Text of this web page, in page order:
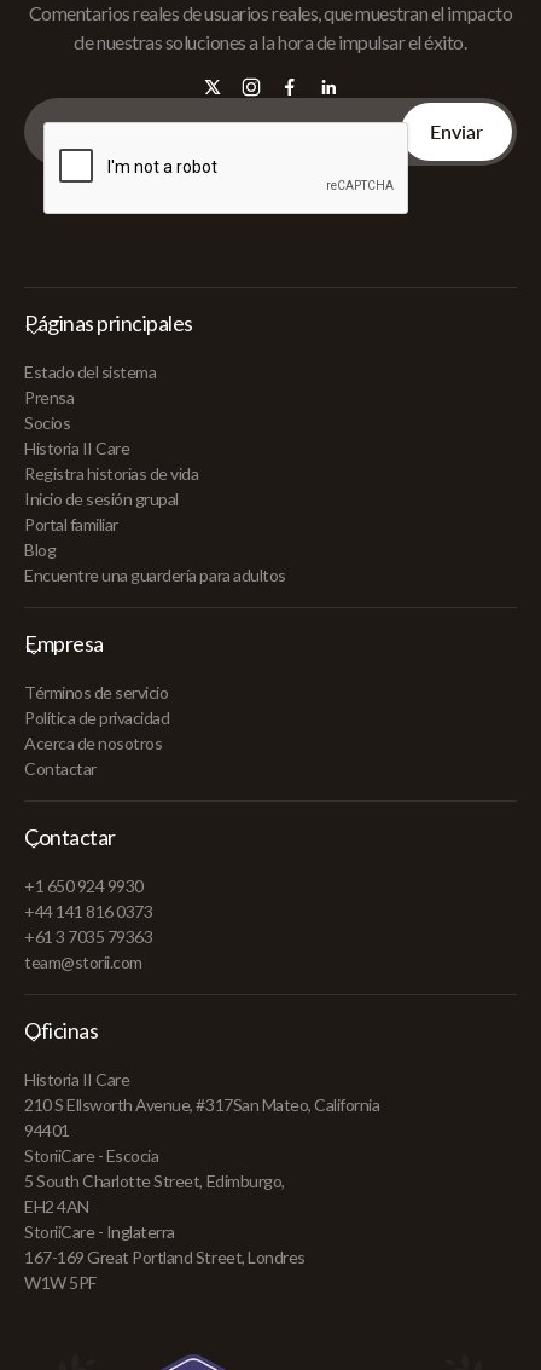
Comentarios reales de usuarios reales, que muestran el impacto
de nuestras soluciones a la hora de impulsar el éxito.
Páginas principales
Estado del sistema
Prensa
Socios
Historia II Care
Registra historias de vida
Inicio de sesión grupal
Portal familiar
Blog
Encuentre una guardería para adultos
Empresa
Términos de servicio
Política de privacidad
Acerca de nosotros
Contactar
Contactar
+1 650 924 9930
+44 141 816 0373
+61 3 7035 79363
team@storii.com
Oficinas
Historia II Care
210 S Ellsworth Avenue, #317San Mateo, California
94401
StoriiCare - Escocia
5 South Charlotte Street, Edimburgo,
EH2 4AN
StoriiCare - Inglaterra
167-169 Great Portland Street, Londres
W1W 5PF